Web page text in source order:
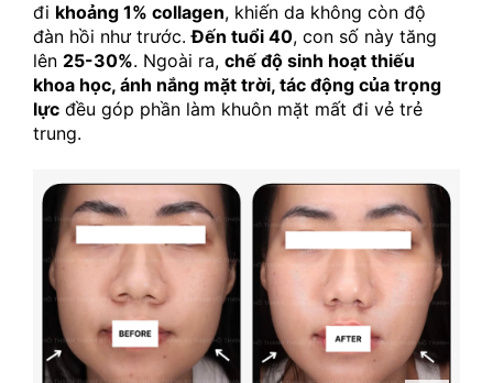
đi khoảng 1% collagen, khiến da không còn độ
đàn hồi như trước. Đến tuổi 40, con số này tăng
lên 25-30%. Ngoài ra, chế độ sinh hoạt thiếu
khoa học, ánh nắng mặt trời, tác động của trọng
lực đều góp phần làm khuôn mặt mất đi vẻ trẻ
trung.